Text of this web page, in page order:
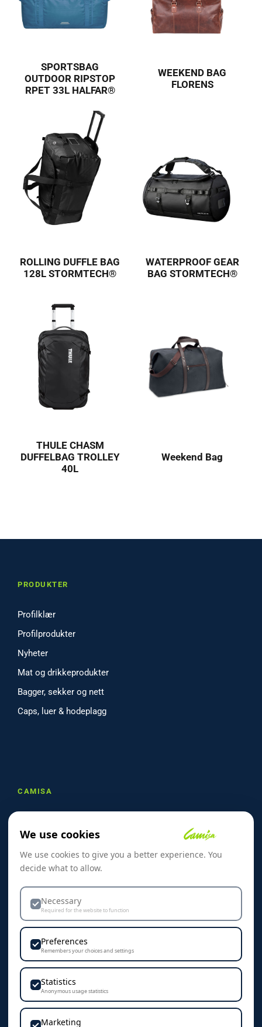
SPORTSBAG
OUTDOOR RIPSTOP
RPET 33L HALFAR®
WEEKEND BAG
FLORENS
ROLLING DUFFLE BAG
128L STORMTECH®
WATERPROOF GEAR
BAG STORMTECH®
THULE CHASM
DUFFELBAG TROLLEY
40L
Weekend Bag
PRODUKTER
Profilklær
Profilprodukter
Nyheter
Mat og drikkeprodukter
Bagger, sekker og nett
Caps, luer & hodeplagg
CAMISA
Referanser
Skreddersøm
Dekorasjon & Teknikker
Personvern & Cookies
KONTAKT
Camisa AS
We use cookies
We use cookies to give you a better experience. You
decide what to allow.
Necessary
Required for the website to function
Preferences
Remembers your choices and settings
Statistics
Anonymous usage statistics
Marketing